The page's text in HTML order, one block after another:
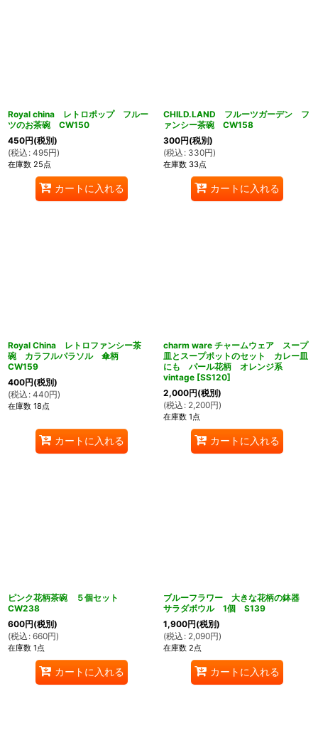
Royal china レトロポップ フルー
ツのお茶碗 CW150
450円(税別)
(税込 : 495円)
在庫数 25点
カートに入れる
CHILD.LAND フルーツガーデン フ
ァンシー茶碗 CW158
300円(税別)
(税込 : 330円)
在庫数 33点
カートに入れる
Royal China レトロファンシー茶
碗 カラフルパラソル 傘柄
CW159
400円(税別)
(税込 : 440円)
在庫数 18点
カートに入れる
charm ware チャームウェア スープ
皿とスープポットのセット カレー皿
にも パール花柄 オレンジ系
vintage [SS120]
2,000円(税別)
(税込 : 2,200円)
在庫数 1点
カートに入れる
ピンク花柄茶碗 ５個セット
CW238
600円(税別)
(税込 : 660円)
在庫数 1点
カートに入れる
ブルーフラワー 大きな花柄の鉢器
サラダボウル 1個 S139
1,900円(税別)
(税込 : 2,090円)
在庫数 2点
カートに入れる